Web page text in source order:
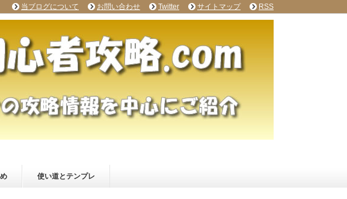
使い道とテンプレ
当ブログについて お問い合わせ Twitter サイトマップ RSS